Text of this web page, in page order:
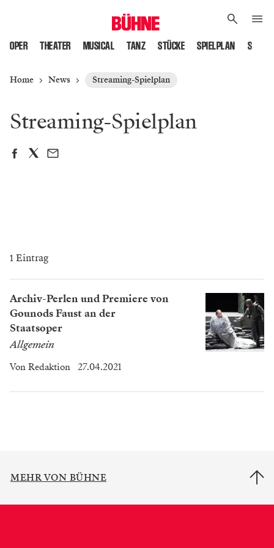
OPER THEATER MUSICAL TANZ STÜCKE SPIELPLAN
Home News Streaming-Spielplan
Streaming-Spielplan
1 Eintrag
Archiv-Perlen und Premiere von
Gounods Faust an der
Staatsoper
Allgemein
Von Redaktion 27.04.2021
MEHR VON BÜHNE